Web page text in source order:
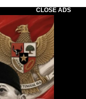
CLOSE ADS